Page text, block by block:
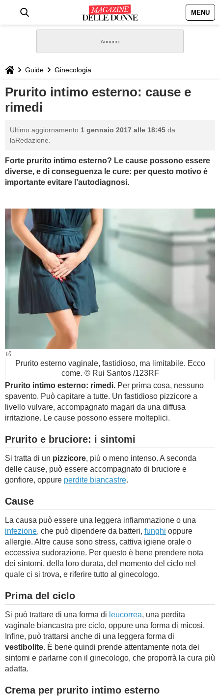
MENU
STILE
BIOGRAFIE
DEFINIZIONI
GASTRONOMIA
CAPELLI
SESSO
BAMBINO
DIETA
GUIDE
FORUM
Guide Ginecologia
Prurito intimo esterno: cause e
rimedi
Ultimo aggiornamento 1 gennaio 2017 alle 18:45 da
laRedazione.
Forte prurito intimo esterno? Le cause possono essere
diverse, e di conseguenza le cure: per questo motivo è
importante evitare l’autodiagnosi.
Prurito esterno vaginale, fastidioso, ma limitabile. Ecco
come. © Rui Santos /123RF
Prurito intimo esterno: rimedi. Per prima cosa, nessuno
spavento. Può capitare a tutte. Un fastidioso pizzicore a
livello vulvare, accompagnato magari da una diffusa
irritazione. Le cause possono essere molteplici.
Prurito e bruciore: i sintomi
Si tratta di un pizzicore, più o meno intenso. A seconda
delle cause, può essere accompagnato di bruciore e
gonfiore, oppure perdite biancastre.
Cause
La causa può essere una leggera infiammazione o una
infezione, che può dipendere da batteri, funghi oppure
allergie. Altre cause sono stress, cattiva igiene orale o
eccessiva sudorazione. Per questo è bene prendere nota
dei sintomi, della loro durata, del momento del ciclo nel
quale ci si trova, e riferire tutto al ginecologo.
Prima del ciclo
Si può trattare di una forma di leucorrea, una perdita
vaginale biancastra pre ciclo, oppure una forma di micosi.
Infine, può trattarsi anche di una leggera forma di
vestibolite. È bene quindi prende attentamente nota dei
sintomi e parlarne con il ginecologo, che proporrà la cura più
adatta.
Crema per prurito intimo esterno